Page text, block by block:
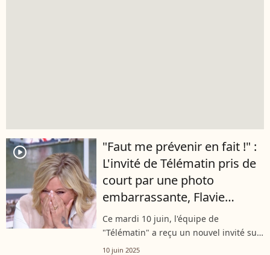
player2
"Faut me prévenir en fait !" :
L'invité de Télématin pris de
court par une photo
embarrassante, Flavie
Flament a du mal à s'en
remettre
Ce mardi 10 juin, l'équipe de
"Télématin" a reçu un nouvel invité sur
son plateau. Et un moment en
10 juin 2025